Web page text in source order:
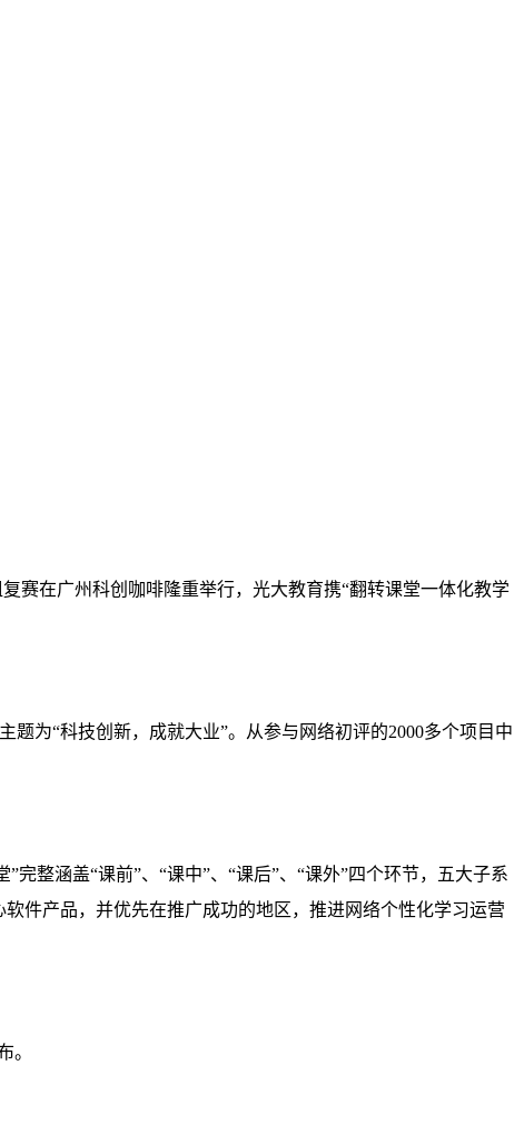
赛在广州科创咖啡隆重举行，光大教育携“翻转课堂一体化教学
题为“科技创新，成就大业”。从参与网络初评的2000多个项目中
整涵盖“课前”、“课中”、“课后”、“课外”四个环节，五大子系
件产品，并优先在推广成功的地区，推进网络个性化学习运营
。